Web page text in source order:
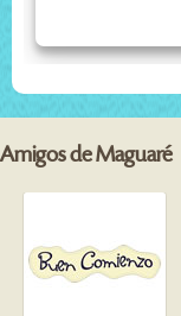
Amigos de Maguaré